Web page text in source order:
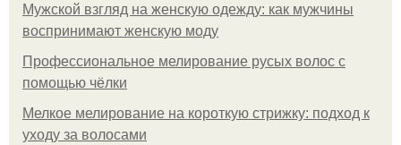
Мужской взгляд на женскую одежду: как мужчины
воспринимают женскую моду
Профессиональное мелирование русых волос с
помощью чёлки
Мелкое мелирование на короткую стрижку: подход к
уходу за волосами